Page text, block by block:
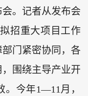
。记者从发布会
招重大项目工作
门紧密协同，各
围绕主导产业开
。今年1—11月，